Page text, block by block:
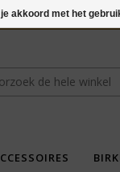
akkoord met het